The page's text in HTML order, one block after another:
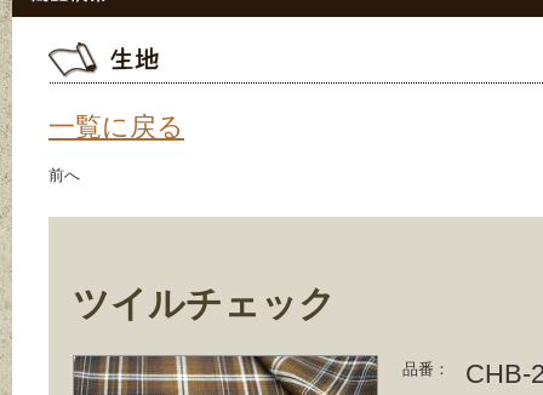
一覧に戻る
前へ
ツイルチェック
品番：
CHB-